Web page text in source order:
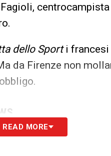
dello Sporti francesi
da Firenze non
READ MORE